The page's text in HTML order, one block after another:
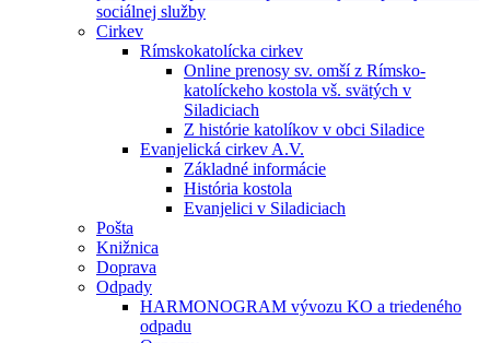
sociálnej služby
Cirkev
Rímskokatolícka cirkev
Online prenosy sv. omší z Rímsko-
katolíckeho kostola vš. svätých v
Siladiciach
Z histórie katolíkov v obci Siladice
Evanjelická cirkev A.V.
Základné informácie
História kostola
Evanjelici v Siladiciach
Pošta
Knižnica
Doprava
Odpady
HARMONOGRAM vývozu KO a triedeného
odpadu